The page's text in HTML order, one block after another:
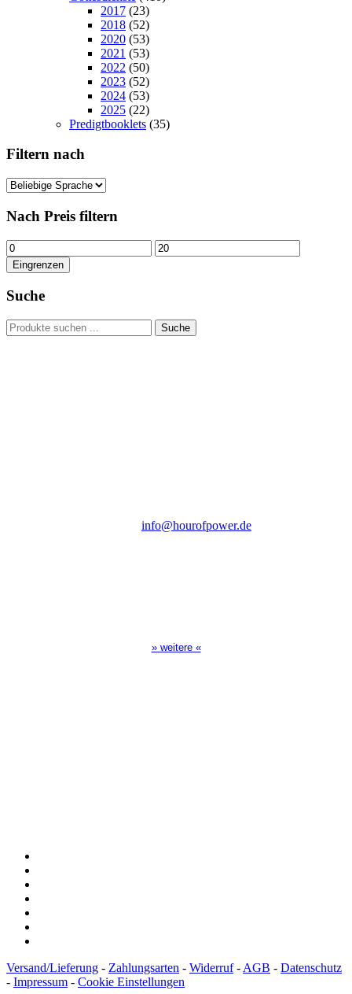
2017 (23)
2018 (52)
2020 (53)
2021 (53)
2022 (50)
2023 (52)
2024 (53)
2025 (22)
Predigtbooklets (35)
Filtern nach
Nach Preis filtern
Min.
Preis
Max.
Preis
Eingrenzen
Suche
Suchen
nach:
Suche
info@hourofpower.de
» weitere «
Versand/Lieferung - Zahlungsarten - Widerruf- AGB - Datenschutz
- Impressum - Cookie Einstellungen